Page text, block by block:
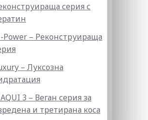
серия с
Power – Реконструираща
– Луксозна
3 – Веган серия за
и третирана коса